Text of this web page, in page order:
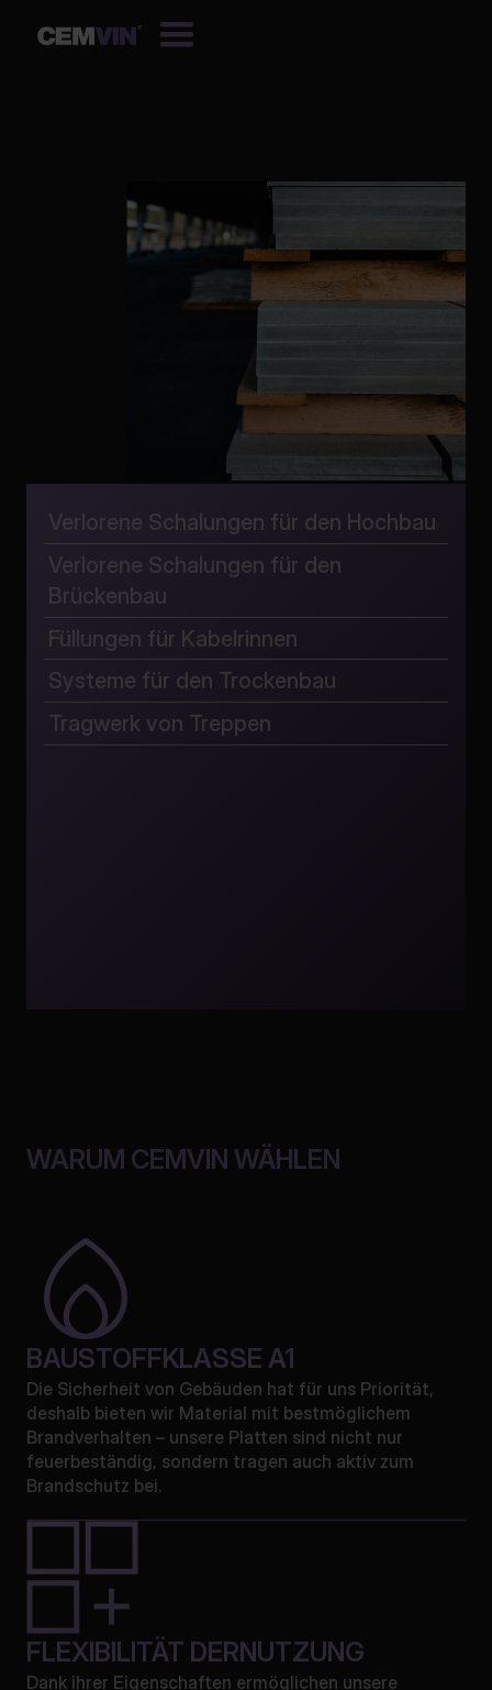
Verlorene Schalungen für den Hochbau
Verlorene Schalungen für den
Brückenbau
Füllungen für Kabelrinnen
Systeme für den Trockenbau
Tragwerk von Treppen
WARUM CEMVIN WÄHLEN
BAUSTOFFKLASSE A1
Die Sicherheit von Gebäuden hat für uns Priorität,
deshalb bieten wir Material mit bestmöglichem
Brandverhalten – unsere Platten sind nicht nur
feuerbeständig, sondern tragen auch aktiv zum
Brandschutz bei.
FLEXIBILITÄT DERNUTZUNG
Dank ihrer Eigenschaften ermöglichen unsere